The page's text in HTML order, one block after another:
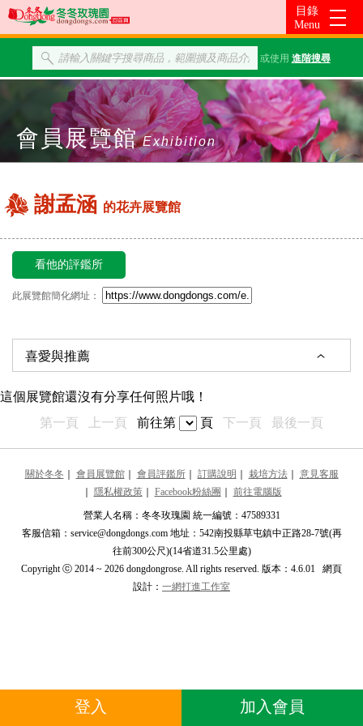
或使用 進階搜尋
會員展覽館 Exhibition
謝孟涵 的花卉展覽館
看他的評鑑所
此展覽館簡化網址：
喜愛與推薦
最近更新的展覽館
推薦的展覽館
j
jill
Snow
****w567****
****t@livema****
林玨秀
****pire.tin****
這個展覽館還沒有分享任何照片哦！
第一頁
上一頁 前往第 頁 下一頁 最後一頁
關於冬冬 ｜ 會員展覽館｜ 會員評鑑所｜ 訂購說明 ｜ 栽培方法｜ 意見客服
｜ 隱私權政策｜ Facebook粉絲團 ｜ 前往電腦版
營業人名稱：冬冬玫瑰園 統一編號：47589331
客服信箱：service@dongdongs.com 地址：542南投縣草屯鎮中正路28-7號(再
往前300公尺)(14省道31.5公里處)
Copyright ⓒ 2014 ~ 2026 dongdongrose. All rights reserved. 版本：4.6.01 網頁
設計： 一網打進工作室
登入 加入會員